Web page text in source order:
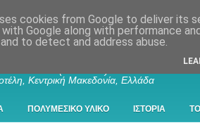
Χαλκιδικής
Κεντρική Μακεδονία, Ελλάδα
ΠΟΛΥΜΕΣΙΚΟ ΥΛΙΚΟ ΙΣΤΟΡΙΑ
cookies from Google to deliver its
with Google along with performance
to detect and address abuse.